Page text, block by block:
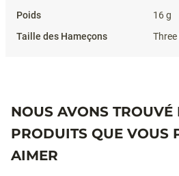
16 g
NOUS AVONS TROUVÉ
PRODUITS QUE VOUS
AIMER